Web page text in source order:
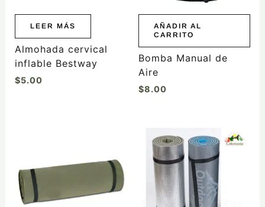
LEER MÁS
Almohada cervical
inflable Bestway
$5.00
AÑADIR AL
CARRITO
Bomba Manual de
Aire
$8.00
producto
tiene
múltiples
variantes.